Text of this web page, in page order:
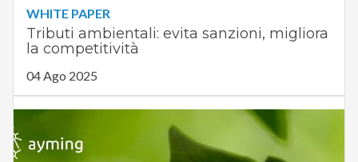
WHITE PAPER
Tributi ambientali: evita sanzioni, migliora
la competitività
04 Ago 2025